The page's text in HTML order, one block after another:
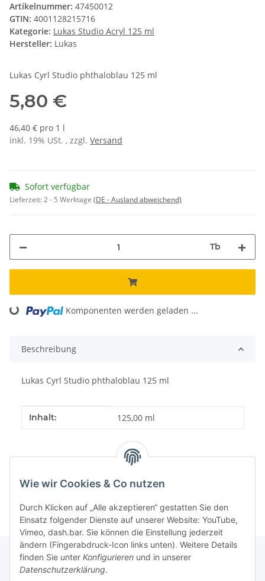
Wie wir Cookies & Co nutzen
Durch Klicken auf „Alle akzeptieren“ gestatten Sie den
Einsatz folgender Dienste auf unserer Website: YouTube,
Vimeo, dash.bar. Sie können die Einstellung jederzeit
ändern (Fingerabdruck-Icon links unten). Weitere Details
finden Sie unter Konfigurieren und in unserer
Datenschutzerklärung.
Artikelnummer: 47450012
GTIN: 4001128215716
Kategorie: Lukas Studio Acryl 125 ml
Hersteller: Lukas
Lukas Cyrl Studio phthaloblau 125 ml
5,80 €
46,40 € pro 1 l
inkl. 19% USt. , zzgl. Versand
Sofort verfügbar
Lieferzeit:2 - 5 Werktage (DE - Ausland abweichend)
Tb
Loading... Komponenten werden geladen ...
Beschreibung
Lukas Cyrl Studio phthaloblau 125 ml
Produkteigenschaft
Wert
Inhalt: 125,00 ml